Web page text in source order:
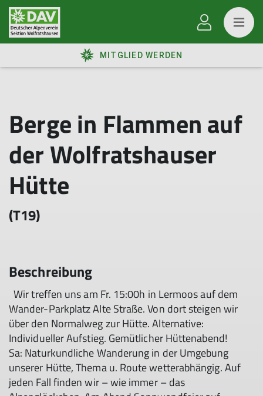
MITGLIED WERDEN
Berge in Flammen auf
der Wolfratshauser
Hütte
(T19)
Beschreibung
Wir treffen uns am Fr. 15:00h in Lermoos auf dem
Wander-Parkplatz Alte Straße. Von dort steigen wir
über den Normalweg zur Hütte. Alternative:
Individueller Aufstieg. Gemütlicher Hüttenabend!
Sa: Naturkundliche Wanderung in der Umgebung
unserer Hütte, Thema u. Route wetterabhängig. Auf
jeden Fall finden wir – wie immer – das